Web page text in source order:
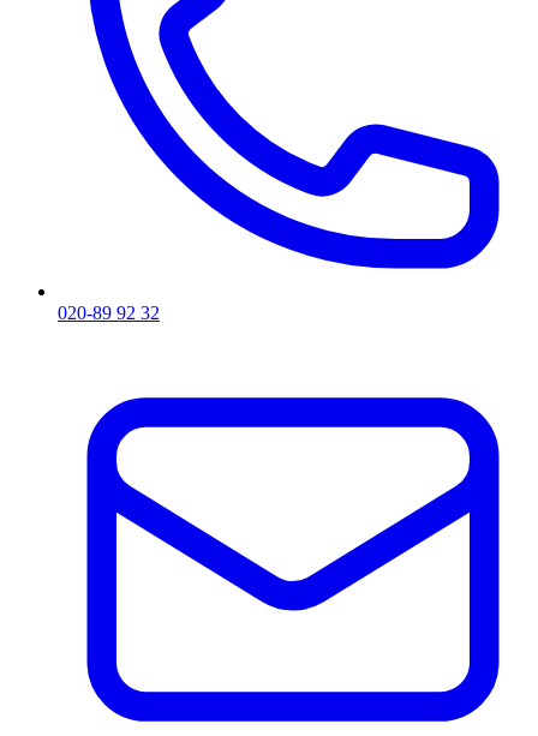
020-89 92 32